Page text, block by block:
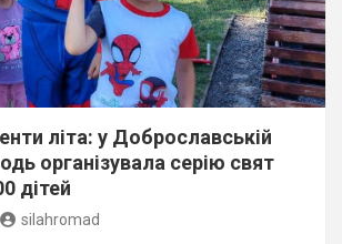
літа: у Доброславській
організувала серію свят
дітей
silahromad